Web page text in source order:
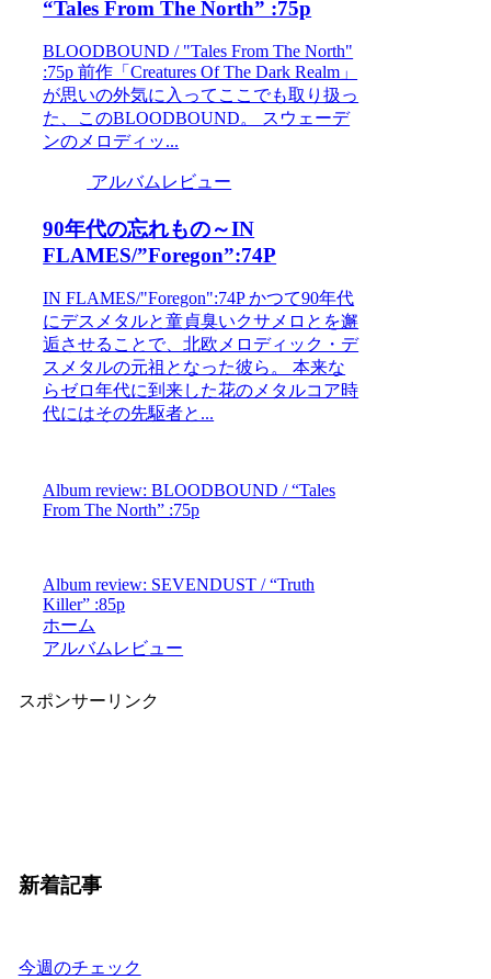
“Tales From The North” :75p
BLOODBOUND / "Tales From The North"
:75p 前作「Creatures Of The Dark Realm」
が思いの外気に入ってここでも取り扱っ
た、このBLOODBOUND。 スウェーデ
ンのメロディッ...
アルバムレビュー
90年代の忘れもの～IN
FLAMES/”Foregon”:74P
IN FLAMES/"Foregon":74P かつて90年代
にデスメタルと童貞臭いクサメロとを邂
逅させることで、北欧メロディック・デ
スメタルの元祖となった彼ら。 本来な
らゼロ年代に到来した花のメタルコア時
代にはその先駆者と...
Album review: BLOODBOUND / “Tales
From The North” :75p
Album review: SEVENDUST / “Truth
Killer” :85p
ホーム
アルバムレビュー
スポンサーリンク
新着記事
今週のチェック